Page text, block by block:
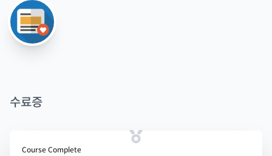
수료증
Course Complete